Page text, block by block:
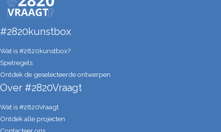
#2820kunstbox
Wat is #2820kunstbox?
Spelregels
Ontdek de geselecteerde ontwerpen
Over #2820Vraagt
Wat is #2820Vraagt
Ontdek alle projecten